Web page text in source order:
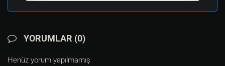
YORUMLAR (0)
Henüz yorum yapılmamış